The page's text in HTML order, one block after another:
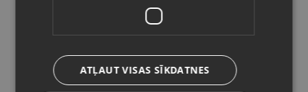
Stāvoklis Jauns (Garantija 24 mēneši)
75.00
3.41€/mēn.
Saglabāt
ATĻAUT VISAS SĪKDATNES